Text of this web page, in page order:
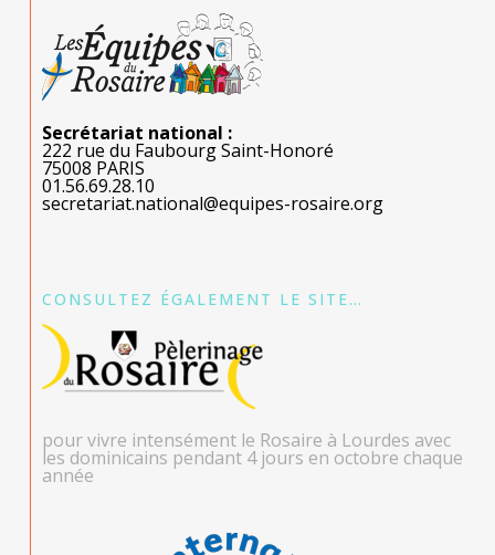
Secrétariat national :
222 rue du Faubourg Saint-Honoré
75008 PARIS
01.56.69.28.10
secretariat.national@equipes-rosaire.org
CONSULTEZ ÉGALEMENT LE SITE…
pour vivre intensément le Rosaire à Lourdes avec
les dominicains pendant 4 jours en octobre chaque
année